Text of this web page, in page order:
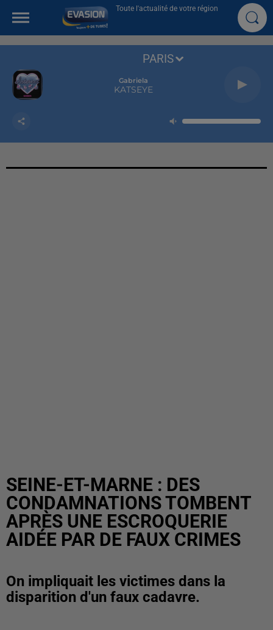
Toute l'actualité de votre région
Gabriela
KATSEYE
PARIS
SEINE-ET-MARNE : DES
CONDAMNATIONS TOMBENT
APRÈS UNE ESCROQUERIE
AIDÉE PAR DE FAUX CRIMES
On impliquait les victimes dans la
disparition d'un faux cadavre.